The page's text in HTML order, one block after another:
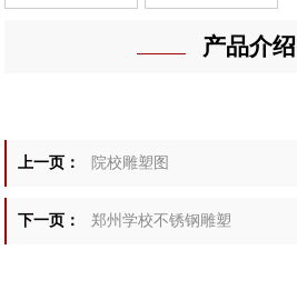
产品介绍
上一页： 院校雕塑图
下一页： 郑州学校不锈钢雕塑